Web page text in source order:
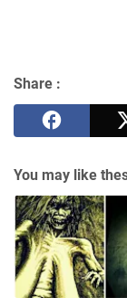
Share :
You may like